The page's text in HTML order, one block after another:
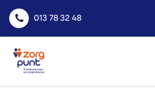
013 78 32 48